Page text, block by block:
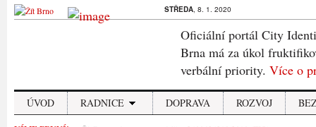
STŘEDA, 8. 1. 2020
Oficiální portál City
Brna má za úkol
verbální priority. Více o
ÚVOD RADNICE DOPRAVA ROZVOJ